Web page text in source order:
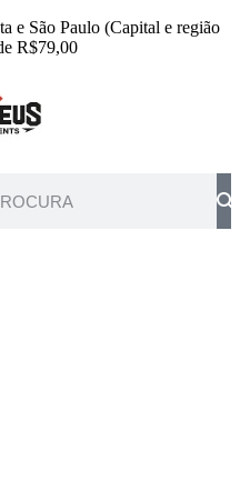
e São Paulo (Capital e região
R$79,00